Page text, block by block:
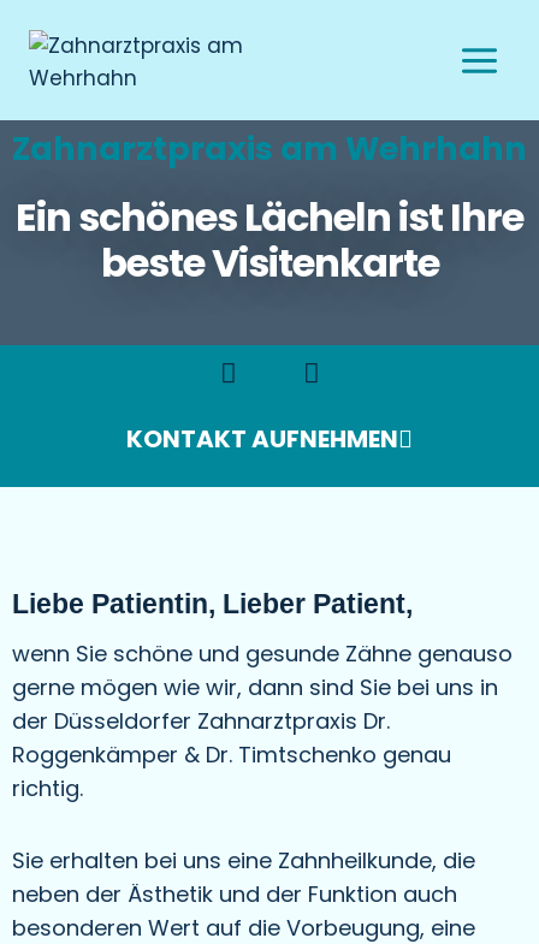
Zahnarztpraxis am Wehrhahn
Ein schönes Lächeln ist Ihre
beste Visitenkarte
KONTAKT AUFNEHMEN
Liebe Patientin, Lieber Patient,
wenn Sie schöne und gesunde Zähne genauso
gerne mögen wie wir, dann sind Sie bei uns in
der Düsseldorfer Zahnarztpraxis Dr.
Roggenkämper & Dr. Timtschenko genau
richtig.
Sie erhalten bei uns eine Zahnheilkunde, die
neben der Ästhetik und der Funktion auch
besonderen Wert auf die Vorbeugung, eine